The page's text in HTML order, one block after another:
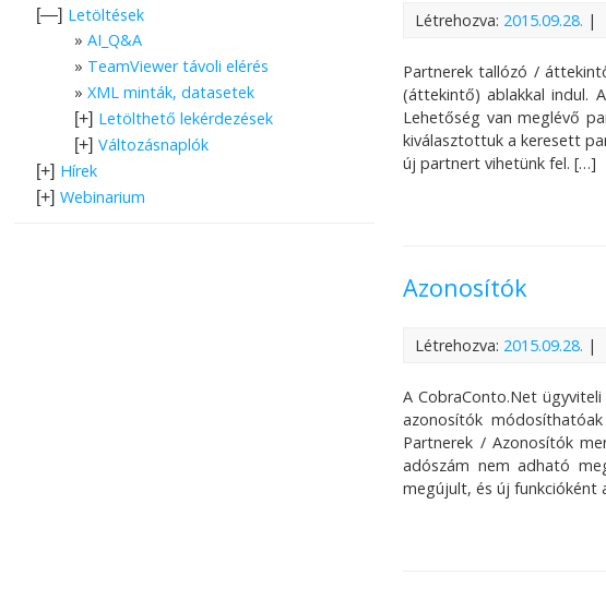
Létrehozva: 2015.09.28. |
Partnerek tallózó /
(áttekintő) ablakkal indul.
Lehetőség van meglévő
kiválasztottuk a keresett
új partnert vihetünk fel. […]
Azonosítók
Létrehozva: 2015.09.28. |
A CobraConto.Net
azonosítók
Partnerek / Azonosítók
adószám nem adható
megújult, és új funkcióként
[—] Letöltések
AI_Q&A
TeamViewer távoli elérés
XML minták, datasetek
[+] Letölthető lekérdezések
[+] Változásnaplók
[+] Hírek
[+] Webinarium